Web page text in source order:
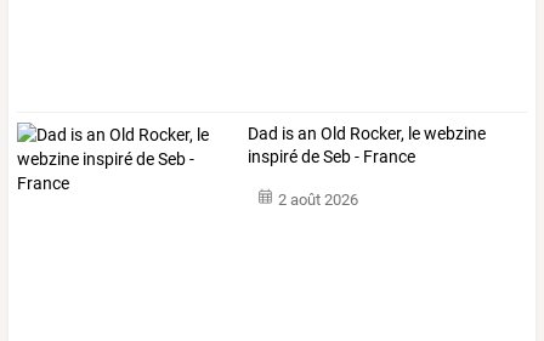
Dad is an Old Rocker, le webzine
inspiré de Seb - France
2 août 2026